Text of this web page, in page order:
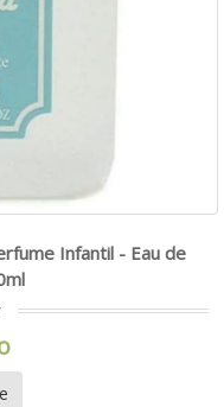
Infantil - Eau de